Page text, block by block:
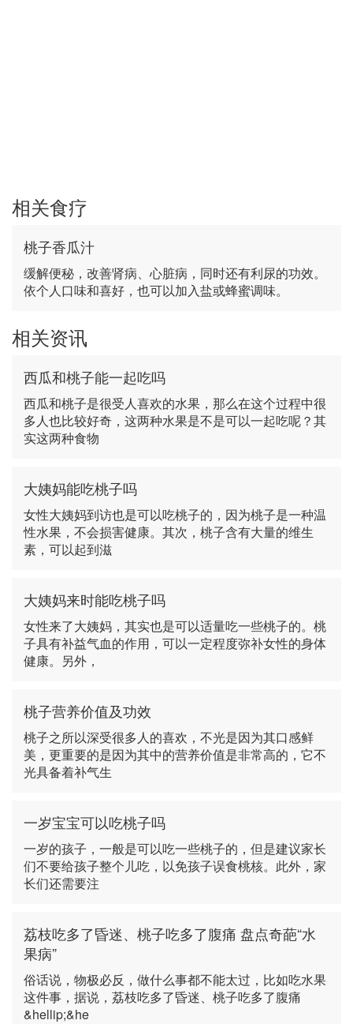
相关食疗
桃子香瓜汁
缓解便秘，改善肾病、心脏病，同时还有利尿的功效。
依个人口味和喜好，也可以加入盐或蜂蜜调味。
相关资讯
西瓜和桃子能一起吃吗
西瓜和桃子是很受人喜欢的水果，那么在这个过程中很
多人也比较好奇，这两种水果是不是可以一起吃呢？其
实这两种食物
大姨妈能吃桃子吗
女性大姨妈到访也是可以吃桃子的，因为桃子是一种温
性水果，不会损害健康。其次，桃子含有大量的维生
素，可以起到滋
大姨妈来时能吃桃子吗
女性来了大姨妈，其实也是可以适量吃一些桃子的。桃
子具有补益气血的作用，可以一定程度弥补女性的身体
健康。另外，
桃子营养价值及功效
桃子之所以深受很多人的喜欢，不光是因为其口感鲜
美，更重要的是因为其中的营养价值是非常高的，它不
光具备着补气生
一岁宝宝可以吃桃子吗
一岁的孩子，一般是可以吃一些桃子的，但是建议家长
们不要给孩子整个儿吃，以免孩子误食桃核。此外，家
长们还需要注
荔枝吃多了昏迷、桃子吃多了腹痛 盘点奇葩“水
果病”
俗话说，物极必反，做什么事都不能太过，比如吃水果
这件事，据说，荔枝吃多了昏迷、桃子吃多了腹痛
&hellip;&he